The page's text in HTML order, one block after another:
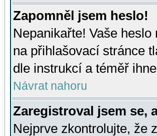
Zapomněl jsem heslo!
Nepanikařte! Vaše
na přihlašovací stránce
dle instrukcí a téměř
Návrat nahoru
Zaregistroval jsem se,
Nejprve zkontrolujte, že